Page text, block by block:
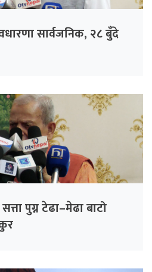
सार्वजनिक, २८ बुँदे
पुग्न टेढा–मेढा बाटो